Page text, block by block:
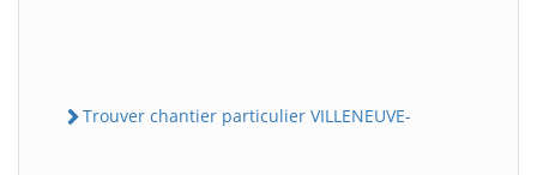
Trouver chantier particulier VILLENEUVE-